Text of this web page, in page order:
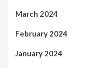
March 2024
February 2024
January 2024